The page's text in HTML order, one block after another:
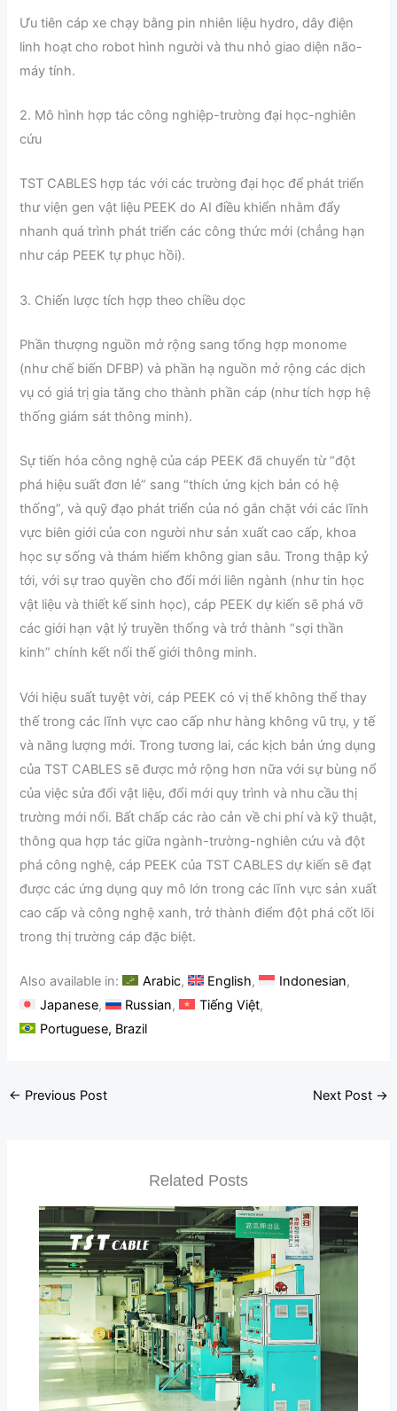
Ưu tiên cáp xe chạy bằng pin nhiên liệu hydro, dây điện
linh hoạt cho robot hình người và thu nhỏ giao diện não-
máy tính.
2. Mô hình hợp tác công nghiệp-trường đại học-nghiên
cứu
TST CABLES hợp tác với các trường đại học để phát triển
thư viện gen vật liệu PEEK do AI điều khiển nhằm đẩy
nhanh quá trình phát triển các công thức mới (chẳng hạn
như cáp PEEK tự phục hồi).
3. Chiến lược tích hợp theo chiều dọc
Phần thượng nguồn mở rộng sang tổng hợp monome
(như chế biến DFBP) và phần hạ nguồn mở rộng các dịch
vụ có giá trị gia tăng cho thành phần cáp (như tích hợp hệ
thống giám sát thông minh).
Sự tiến hóa công nghệ của cáp PEEK đã chuyển từ “đột
phá hiệu suất đơn lẻ” sang “thích ứng kịch bản có hệ
thống”, và quỹ đạo phát triển của nó gắn chặt với các lĩnh
vực biên giới của con người như sản xuất cao cấp, khoa
học sự sống và thám hiểm không gian sâu. Trong thập kỷ
tới, với sự trao quyền cho đổi mới liên ngành (như tin học
vật liệu và thiết kế sinh học), cáp PEEK dự kiến ​​sẽ phá vỡ
các giới hạn vật lý truyền thống và trở thành “sợi thần
kinh” chính kết nối thế giới thông minh.
Với hiệu suất tuyệt vời, cáp PEEK có vị thế không thể thay
thế trong các lĩnh vực cao cấp như hàng không vũ trụ, y tế
và năng lượng mới. Trong tương lai, các kịch bản ứng dụng
của TST CABLES sẽ được mở rộng hơn nữa với sự bùng nổ
của việc sửa đổi vật liệu, đổi mới quy trình và nhu cầu thị
trường mới nổi. Bất chấp các rào cản về chi phí và kỹ thuật,
thông qua hợp tác giữa ngành-trường-nghiên cứu và đột
phá công nghệ, cáp PEEK của TST CABLES dự kiến ​​sẽ đạt
được các ứng dụng quy mô lớn trong các lĩnh vực sản xuất
cao cấp và công nghệ xanh, trở thành điểm đột phá cốt lõi
trong thị trường cáp đặc biệt.
Also available in: Arabic English
Indonesian
Japanese
Russian
Tiếng Việt
Portuguese, Brazil
← Previous Post Next Post →
Related Posts